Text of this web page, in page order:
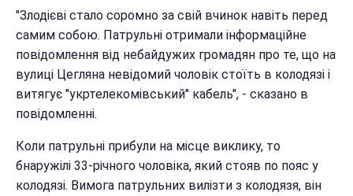
"Злодієві стало соромно за свій вчинок навіть перед
самим собою. Патрульні отримали інформаційне
повідомлення від небайдужих громадян про те, що на
вулиці Цегляна невідомий чоловік стоїть в колодязі і
витягує "укртелекомівський" кабель", - сказано в
повідомленні.
Коли патрульні прибули на місце виклику, то
бнаружілі 33-річного чоловіка, який стояв по пояс у
колодязі. Вимога патрульних вилізти з колодязя, він